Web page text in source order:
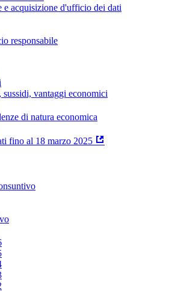
acquisizione d'ufficio dei dati
responsabile
vantaggi economici
di natura economica
fino al 18 marzo 2025